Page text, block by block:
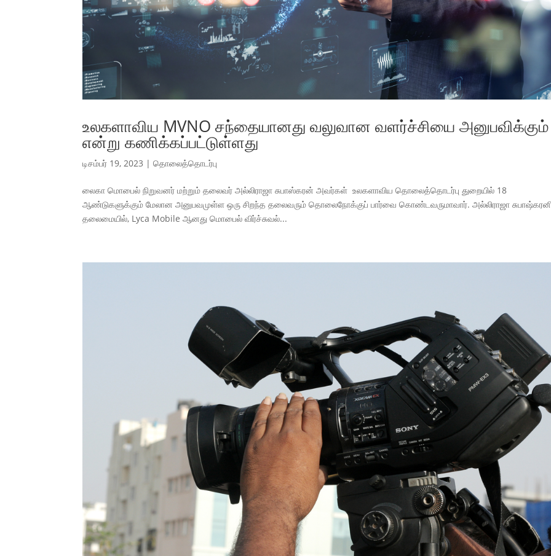
உலகளாவிய MVNO சந்தையானது வலுவான வளர்ச்சியை அனுபவிக்கும்
என்று கணிக்கப்பட்டுள்ளது
டிசம்பர் 19, 2023 |தொலைத்தொடர்பு
லைகா மொபைல் நிறுவனர் மற்றும் தலைவர் அல்லிராஜா சுபாஸ்கரன் அவர்கள் உலகளாவிய தொலைத்தொடர்பு துறையில் 18
ஆண்டுகளுக்கும் மேலான அனுபவமுள்ள ஒரு சிறந்த தலைவரும் தொலைநோக்குப் பார்வை கொண்டவருமாவார். அல்லிராஜா
தலைமையில், Lyca Mobile ஆனது மொபைல் விர்ச்சுவல்...